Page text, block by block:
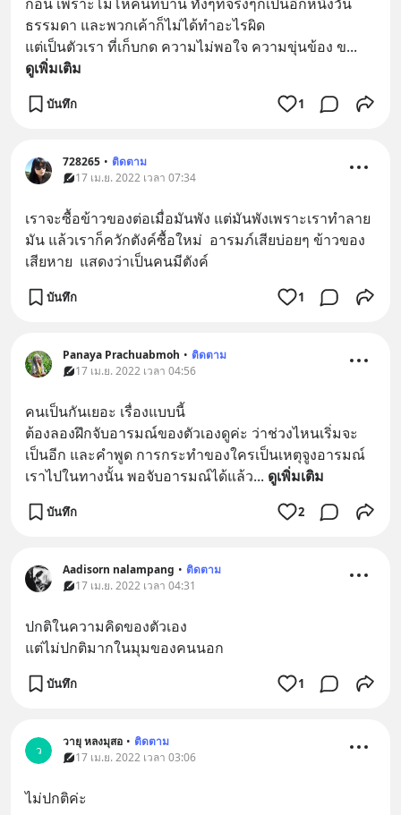
ธรรมดา และพวกเค้าก็ไม่ได้ทำอะไรผิด
แต่เป็นตัวเรา ที่เก็บกด ความไม่พอใจ ความขุ่นข้อง ข...
ดูเพิ่มเติม
บันทึก 1
728265 • ติดตาม
17 เม.ย. 2022 เวลา 07:34
เราจะซื้อข้าวของต่อเมื่อมันพัง แต่มันพังเพราะเราทำลาย
มัน แล้วเราก็ควักตังค์ซื้อใหม่  อารมภ์เสียบ่อยๆ ข้าวของ
เสียหาย  แสดงว่าเป็นคนมีตังค์
บันทึก 1
Panaya Prachuabmoh • ติดตาม
17 เม.ย. 2022 เวลา 04:56
คนเป็นกันเยอะ เรื่องแบบนี้
ต้องลองฝึกจับอารมณ์ของตัวเองดูค่ะ ว่าช่วงไหนเริ่มจะ
เป็นอีก และคำพูด การกระทำของใครเป็นเหตุจูงอารมณ์
เราไปในทางนั้น พอจับอารมณ์ได้แล้ว... ดูเพิ่มเติม
บันทึก 2
Aadisorn nalampang • ติดตาม
17 เม.ย. 2022 เวลา 04:31
ปกติในความคิดของตัวเอง
แต่ไม่ปกติมากในมุมของคนนอก
บันทึก 1
ว
วายุ หลงมุสอ • ติดตาม
17 เม.ย. 2022 เวลา 03:06
ไม่ปกติค่ะ